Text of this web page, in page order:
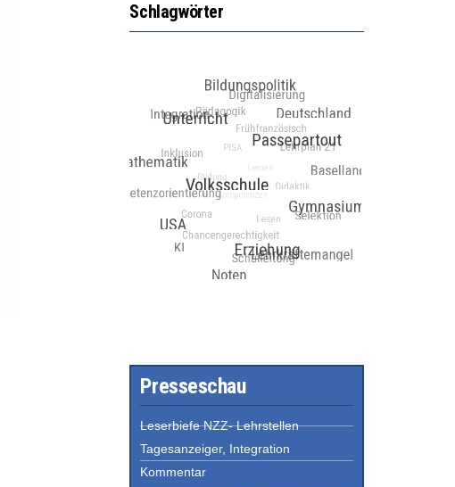
Schlagwörter
Presseschau
Leserbiefe NZZ- Lehrstellen
Tagesanzeiger, Integration
Kommentar